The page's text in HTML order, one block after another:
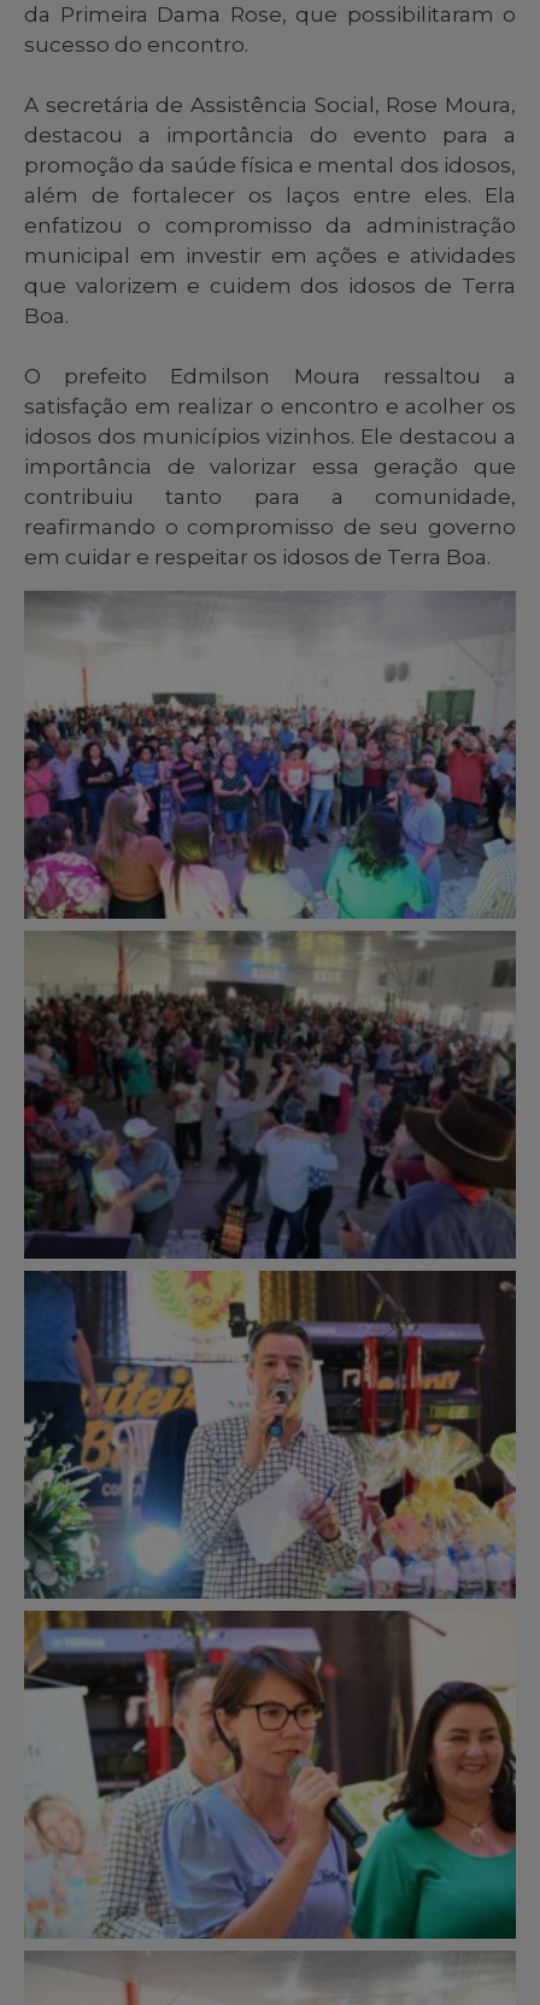
da Primeira Dama Rose, que possibilitaram o
sucesso do encontro.
A secretária de Assistência Social, Rose Moura,
destacou a importância do evento para a
promoção da saúde física e mental dos idosos,
além de fortalecer os laços entre eles. Ela
enfatizou o compromisso da administração
municipal em investir em ações e atividades
que valorizem e cuidem dos idosos de Terra
Boa.
O prefeito Edmilson Moura ressaltou a
satisfação em realizar o encontro e acolher os
idosos dos municípios vizinhos. Ele destacou a
importância de valorizar essa geração que
contribuiu tanto para a comunidade,
reafirmando o compromisso de seu governo
em cuidar e respeitar os idosos de Terra Boa.